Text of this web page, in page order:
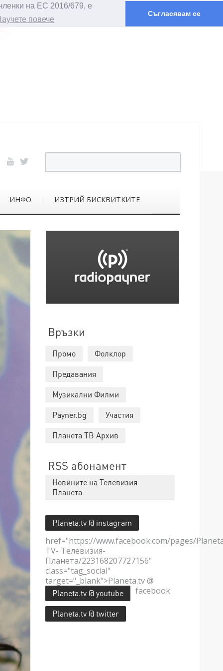
на ЕС 2016/679, е
повече
Съгласявам се
ИНФО ИЗТРИЙ БИСКВИТКИТЕ
Връзки
Промо
Фолклор
Предавания
Музикални Филми
Payner.bg
Участия
Планета ТВ Архив
RSS абонамент
Новините на Телевизия
Планета
Planeta.tv @ instagram
href="https://www.facebook.com/pages/
TV- Телевизия-
Планета/223168207727156"
class="tag_social"
target="_blank">Planeta.tv @
facebook
Planeta.tv @ youtube
Planeta.tv @ twitter